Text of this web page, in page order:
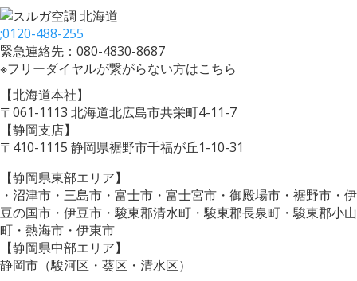
;0120-488-255
緊急連絡先：080-4830-8687
※フリーダイヤルが繋がらない方はこちら
【北海道本社】
〒061-1113 北海道北広島市共栄町4-11-7
【静岡支店】
〒410-1115 静岡県裾野市千福が丘1-10-31
【静岡県東部エリア】
・沼津市・三島市・富士市・富士宮市・御殿場市・裾野市・伊
豆の国市・伊豆市・駿東郡清水町・駿東郡長泉町・駿東郡小山
町・熱海市・伊東市
【静岡県中部エリア】
静岡市（駿河区・葵区・清水区）